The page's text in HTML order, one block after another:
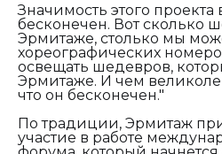
Значимость этого проекта
бесконечен. Вот сколько
Эрмитаже, столько мы
хореографических
освещать шедевров,
Эрмитаже. И чем
что он бесконечен."
По традиции, Эрмитаж
участие в работе